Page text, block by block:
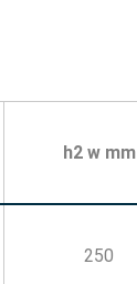
h2 w mm
250